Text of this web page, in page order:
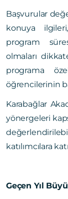
Başvurular
konuya
program
olmaları
programa
öğrencilerinin
Karabağlar
yönergeleri
katılımcılara
Geçen Yıl